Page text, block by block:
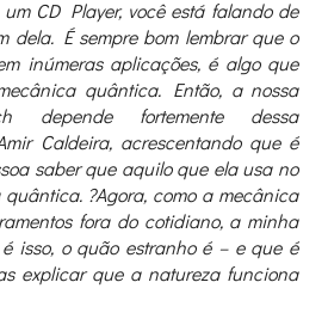
CD Player, você está falando de
dela. É sempre bom lembrar que o
inúmeras aplicações, é algo que
quântica. Então, a nossa
depende fortemente dessa
Caldeira, acrescentando que é
saber que aquilo que ela usa no
?Agora, como a mecânica
fora do cotidiano, a minha
isso, o quão estranho é – e que é
explicar que a natureza funciona